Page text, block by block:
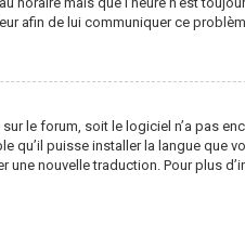
afin de lui communiquer ce
le forum, soit le logiciel n’a pas
qu’il puisse installer la langue que
nouvelle traduction. Pour plus